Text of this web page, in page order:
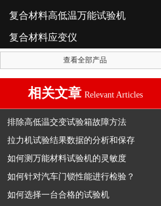
复合材料高低温万能试验机
复合材料应变仪
查看全部产品
相关文章 Relevant Articles
排除高低温交变试验箱故障方法
拉力机试验结果数据的分析和保存
如何测万能材料试验机的灵敏度
如何针对汽车门锁性能进行检验？
如何选择一台合格的试验机